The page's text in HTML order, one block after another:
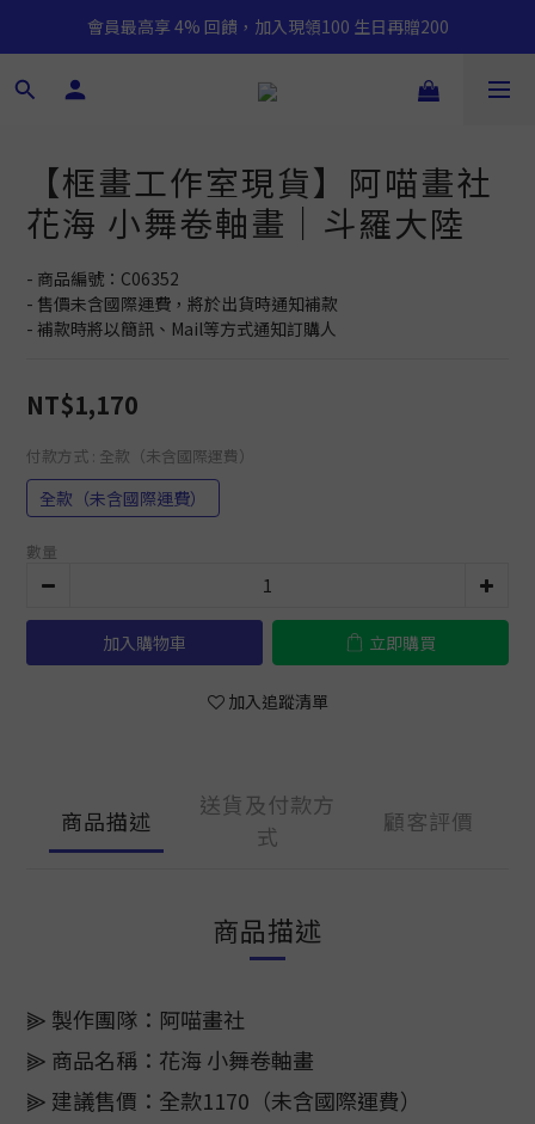
會員最高享 4% 回饋，加入現領100 生日再贈200
【框畫工作室現貨】阿喵畫社
花海 小舞卷軸畫｜斗羅大陸
- 商品編號：C06352
- 售價未含國際運費，將於出貨時通知補款
- 補款時將以簡訊、Mail等方式通知訂購人
NT$1,170
付款方式 : 全款（未含國際運費）
全款（未含國際運費）
數量
加入購物車 立即購買
加入追蹤清單
商品描述
送貨及付款方
式
顧客評價
商品描述
⫸ 製作團隊：阿喵畫社
⫸ 商品名稱：花海 小舞卷軸畫
⫸ 建議售價：全款1170（未含國際運費）